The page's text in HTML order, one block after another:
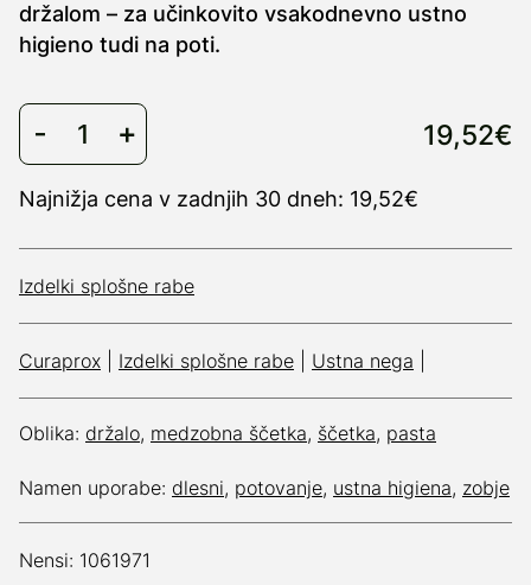
držalom – za učinkovito vsakodnevno ustno
higieno tudi na poti.
19,52€
Najnižja cena v zadnjih 30 dneh: 19,52€
Izdelki splošne rabe
Curaprox Izdelki splošne rabe Ustna nega
Oblika: držalo, medzobna ščetka, ščetka, pasta
Namen uporabe: dlesni, potovanje, ustna higiena, zobje
Nensi: 1061971